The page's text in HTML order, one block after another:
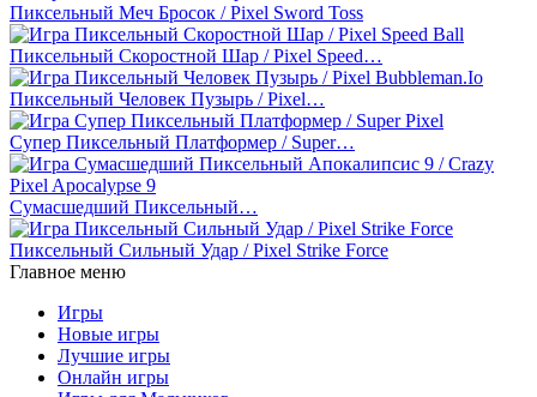
Пиксельный Меч Бросок / Pixel Sword Toss
Пиксельный Скоростной Шар / Pixel Speed…
Пиксельный Человек Пузырь / Pixel…
Супер Пиксельный Платформер / Super…
Сумасшедший Пиксельный…
Пиксельный Сильный Удар / Pixel Strike Force
Главное меню
Игры
Новые игры
Лучшие игры
Онлайн игры